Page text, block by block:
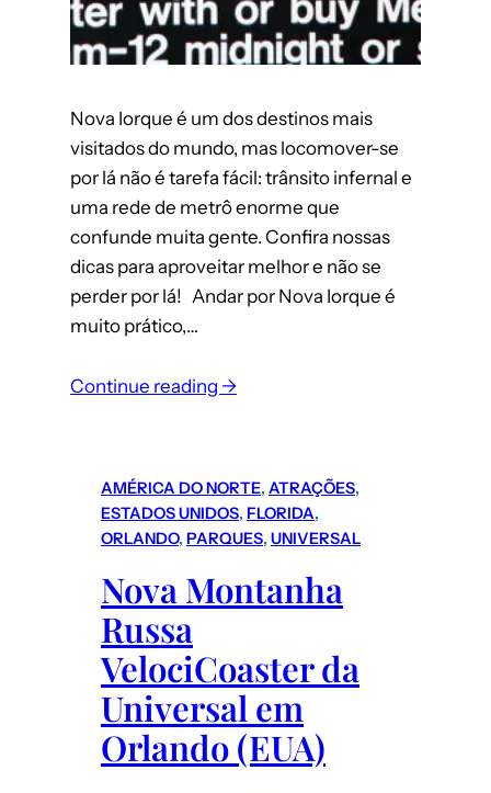
Nova Iorque é um dos destinos mais
visitados do mundo, mas locomover-se
por lá não é tarefa fácil: trânsito infernal e
uma rede de metrô enorme que
confunde muita gente. Confira nossas
dicas para aproveitar melhor e não se
perder por lá! Andar por Nova Iorque é
muito prático,…
Continue reading →
AMÉRICA DO NORTE, ATRAÇÕES
ESTADOS UNIDOS, FLORIDA
ORLANDO, PARQUES, UNIVERSAL
Nova Montanha
Russa
VelociCoaster da
Universal em
Orlando (EUA)